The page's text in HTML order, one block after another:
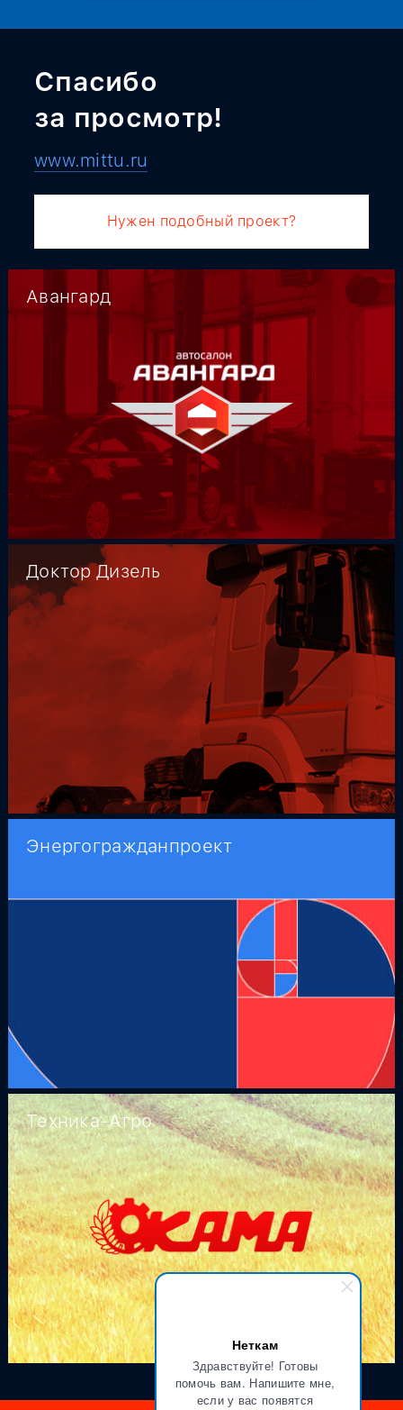
Неткам
Здравствуйте! Готовы
помочь вам. Напишите мне,
если у вас появятся
Спасибо
за просмотр!
www.mittu.ru
Нужен подобный проект?
Авангард
Доктор Дизель
Энергогражданпроект
Техника-Агро